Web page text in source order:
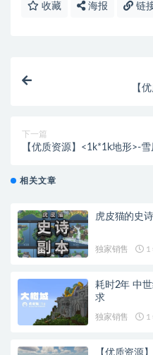
收藏 海报 链
【
下一篇
【优质资源】<1k*1k地形>-
相关文章
虎皮猫的史
独家销售 1
耗时2年 中世纪主城【大树城】 满足你一切需
求
独家销售 1